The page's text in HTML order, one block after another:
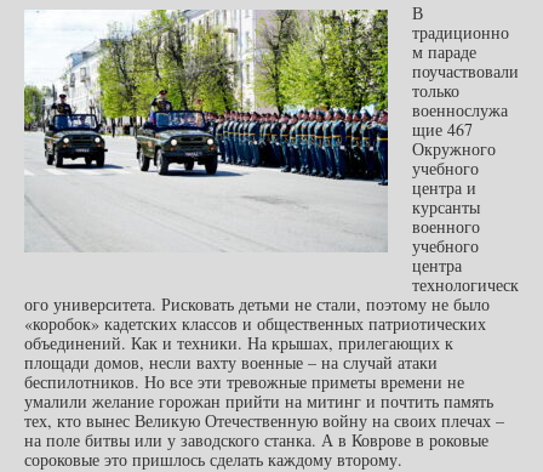
В
традиционно
м параде
поучаствовали
только
военнослужа
щие 467
Окружного
учебного
центра и
курсанты
военного
учебного
центра
технологическ
ого университета. Рисковать детьми не стали, поэтому не было
«коробок» кадетских классов и общественных патриотических
объединений. Как и техники. На крышах, прилегающих к
площади домов, несли вахту военные – на случай атаки
беспилотников. Но все эти тревожные приметы времени не
умалили желание горожан прийти на митинг и почтить память
тех, кто вынес Великую Отечественную войну на своих плечах –
на поле битвы или у заводского станка. А в Коврове в роковые
сороковые это пришлось сделать каждому второму.